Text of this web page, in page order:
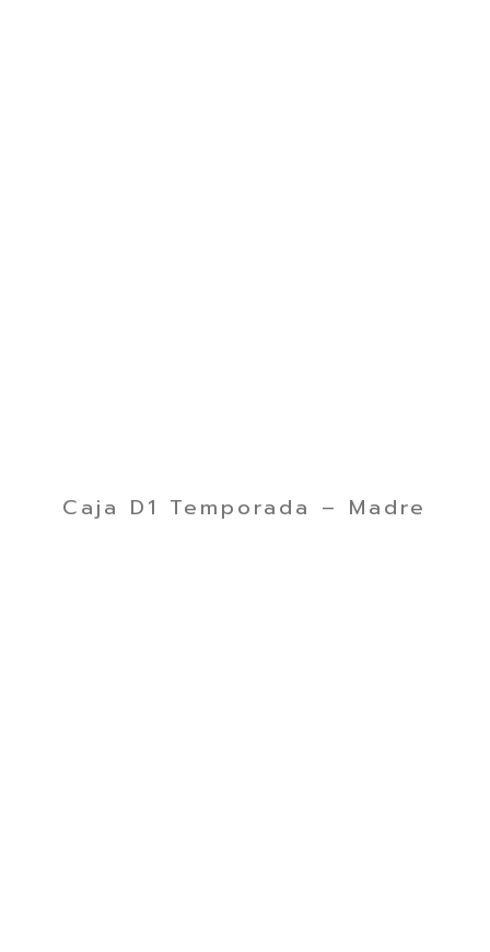
Caja D1 Temporada – Madre